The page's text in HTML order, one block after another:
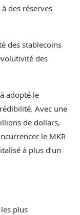
des réserves
des stablecoins
des
adopté le
Avec une
de dollars,
le MKR
à plus d’un
plus